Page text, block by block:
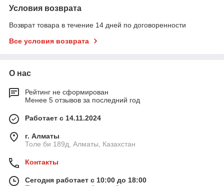
Условия возврата
Возврат товара в течение 14 дней по договоренности
Все условия возврата
О нас
Рейтинг не сформирован
Менее 5 отзывов за последний год
Работает с 14.11.2024
г. Алматы
Толе би 189д, Алматы, Казахстан
Контакты
Сегодня работает с 10:00 до 18:00